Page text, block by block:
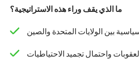
ما الذي يقف وراء هذه الاستراتيجية؟